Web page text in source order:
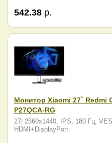
542.38 р.
Монитор Xiaomi 27` Redmi
P27QCA-RG
27| 2560x1440, IPS, 180 Гц,
HDMI+DisplayPort